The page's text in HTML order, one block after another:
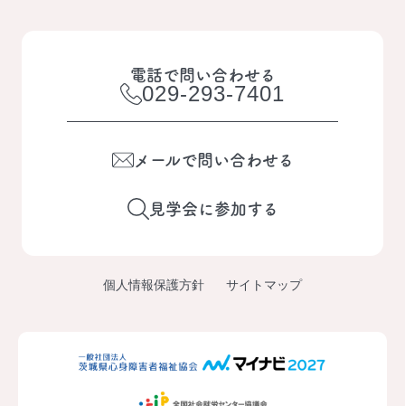
電話で問い合わせる
029-293-7401
メールで問い合わせる
見学会に参加する
個人情報保護方針 サイトマップ